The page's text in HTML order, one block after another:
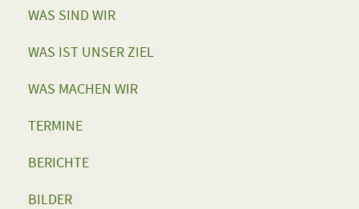
WAS SIND WIR
WAS IST UNSER ZIEL
WAS MACHEN WIR
TERMINE
BERICHTE
BILDER